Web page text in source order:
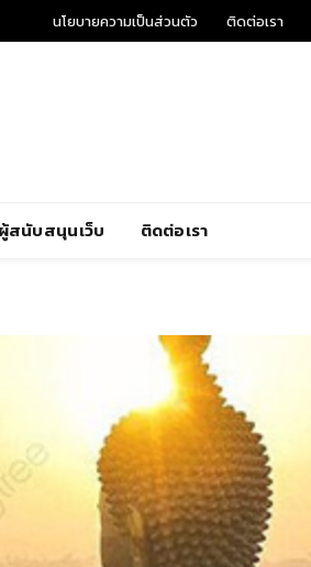
นโยบายความเป็นส่วนตัว ติดต่อเรา
ผู้สนับสนุนเว็บ ติดต่อเรา